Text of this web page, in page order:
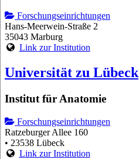
Forschungseinrichtungen
Hans-Meerwein-Straße 2
35043 Marburg
Link zur Institution
Universität zu Lübeck
Institut für Anatomie
Forschungseinrichtungen
Ratzeburger Allee 160
• 23538 Lübeck
Link zur Institution